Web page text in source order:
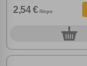
2,54 € /λίτρο
0τεμ.